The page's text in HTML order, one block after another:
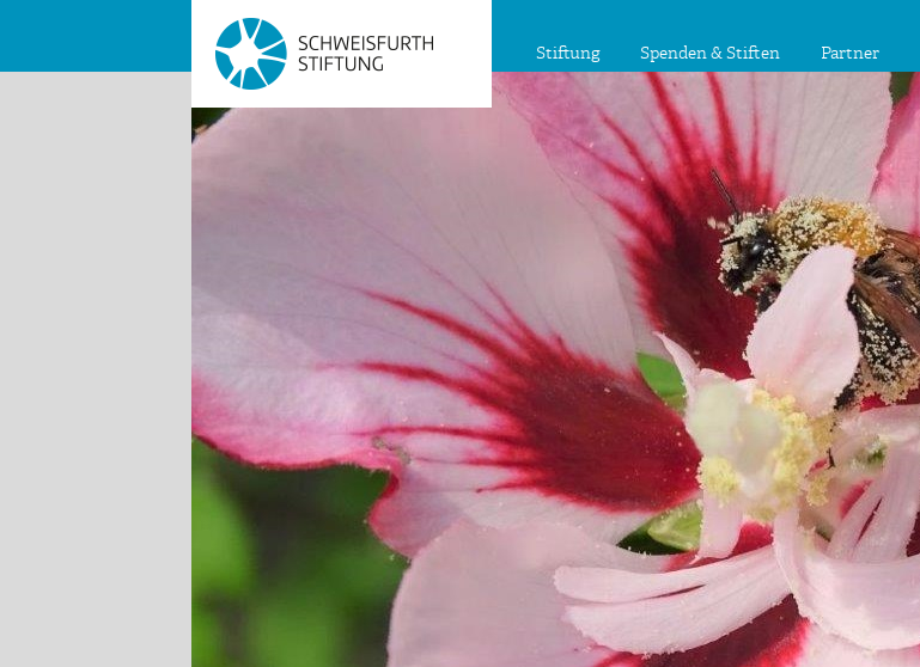
Stiftung Spenden & Stiften Partner